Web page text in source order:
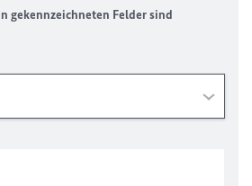
gekennzeichneten Felder sind